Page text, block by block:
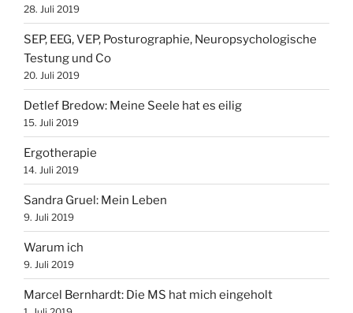
28. Juli 2019
SEP, EEG, VEP, Posturographie, Neuropsychologische
Testung und Co
20. Juli 2019
Detlef Bredow‎: Meine Seele hat es eilig
15. Juli 2019
Ergotherapie
14. Juli 2019
Sandra Gruel: Mein Leben
9. Juli 2019
Warum ich
9. Juli 2019
Marcel Bernhardt‎: Die MS hat mich eingeholt